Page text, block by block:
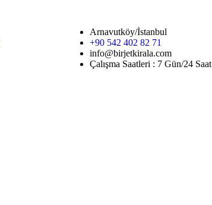
Arnavutköy/İstanbul
+90 542 402 82 71
info@birjetkirala.com
Çalışma Saatleri : 7 Gün/24 Saat